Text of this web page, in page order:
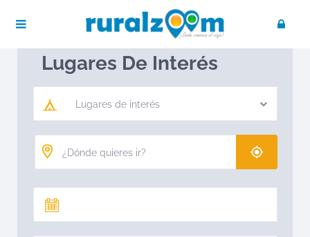
Lugares de interés
Lugares De Interés
Lugares de interés